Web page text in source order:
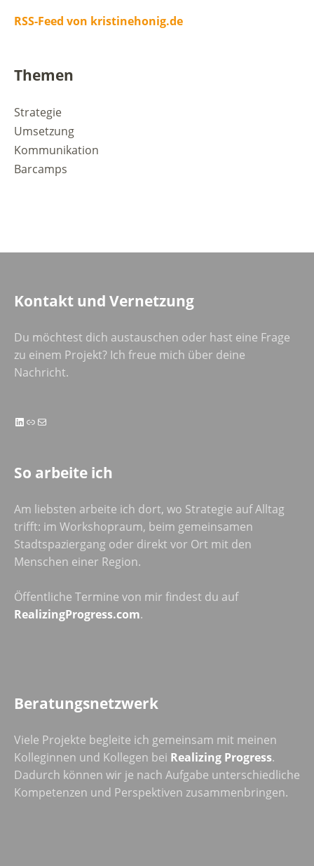
RSS-Feed von kristinehonig.de
Themen
Strategie
Umsetzung
Kommunikation
Barcamps
Kontakt und Vernetzung
Du möchtest dich austauschen oder hast eine Frage
zu einem Projekt? Ich freue mich über deine
Nachricht.
LinkedIn
LinkE-Mail
So arbeite ich
Am liebsten arbeite ich dort, wo Strategie auf Alltag
trifft: im Workshopraum, beim gemeinsamen
Stadtspaziergang oder direkt vor Ort mit den
Menschen einer Region.
Öffentliche Termine von mir findest du auf
RealizingProgress.com.
Beratungsnetzwerk
Viele Projekte begleite ich gemeinsam mit meinen
Kolleginnen und Kollegen bei Realizing Progress.
Dadurch können wir je nach Aufgabe unterschiedliche
Kompetenzen und Perspektiven zusammenbringen.